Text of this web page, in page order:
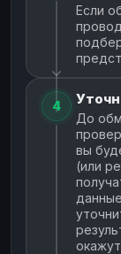
Если
4
До
вы
(или